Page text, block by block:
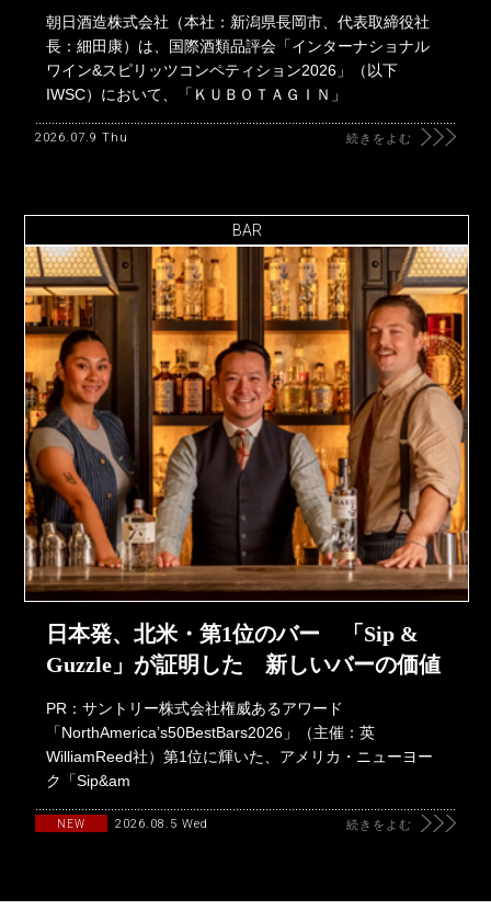
朝日酒造株式会社（本社：新潟県長岡市、代表取締役社
長：細田康）は、国際酒類品評会「インターナショナル
ワイン&スピリッツコンペティション2026」（以下
IWSC）において、「ＫＵＢＯＴＡＧＩＮ」
2026.07.9 Thu 続きをよむ
BAR
日本発、北米・第1位のバー 「Sip &
Guzzle」が証明した 新しいバーの価値
PR：サントリー株式会社権威あるアワード
「NorthAmerica’s50BestBars2026」（主催：英
WilliamReed社）第1位に輝いた、アメリカ・ニューヨー
ク「Sip&am
NEW 2026.08.5 Wed 続きをよむ